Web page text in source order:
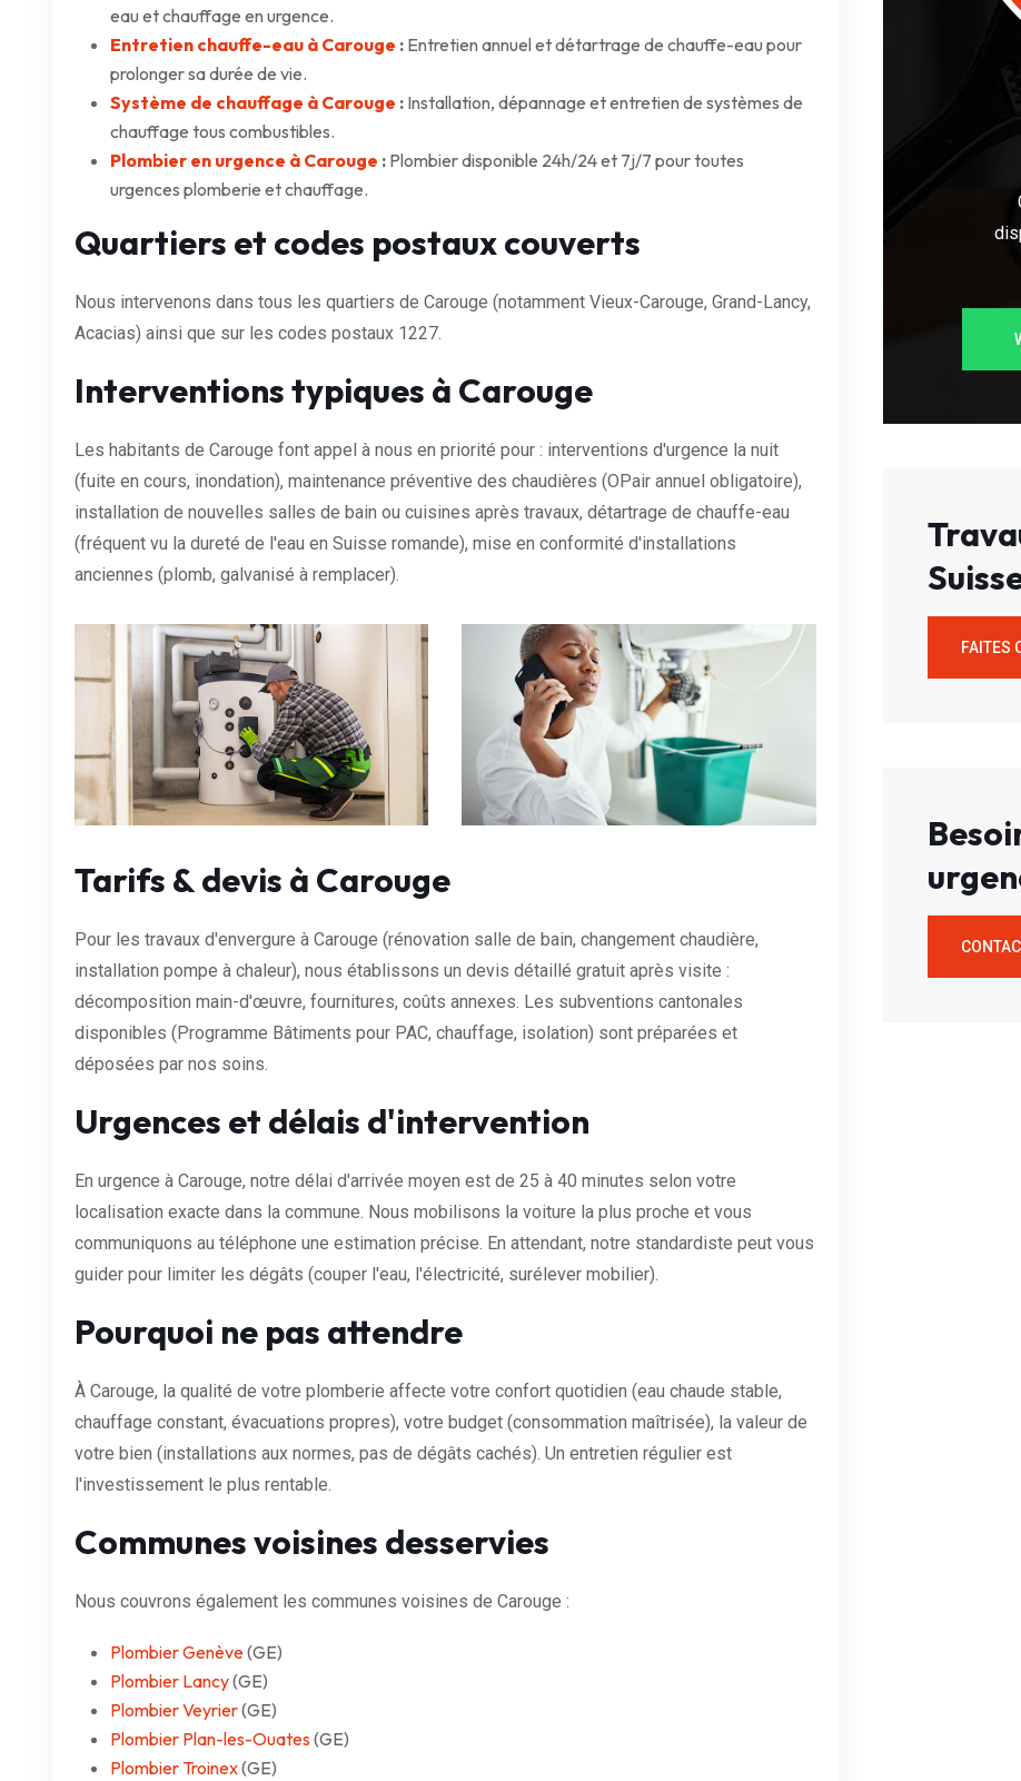
eau et chauffage en urgence.
Entretien chauffe-eau à Carouge : Entretien annuel et détartrage de chauffe-eau pour
prolonger sa durée de vie.
Système de chauffage à Carouge : Installation, dépannage et entretien de systèmes de
chauffage tous combustibles.
Plombier en urgence à Carouge : Plombier disponible 24h/24 et 7j/7 pour toutes
urgences plomberie et chauffage.
Quartiers et codes postaux couverts
Nous intervenons dans tous les quartiers de Carouge (notamment Vieux-Carouge, Grand-Lancy,
Acacias) ainsi que sur les codes postaux 1227.
Interventions typiques à Carouge
Les habitants de Carouge font appel à nous en priorité pour : interventions d'urgence la nuit
(fuite en cours, inondation), maintenance préventive des chaudières (OPair annuel obligatoire),
installation de nouvelles salles de bain ou cuisines après travaux, détartrage de chauffe-eau
(fréquent vu la dureté de l'eau en Suisse romande), mise en conformité d'installations
anciennes (plomb, galvanisé à remplacer).
Tarifs & devis à Carouge
Pour les travaux d'envergure à Carouge (rénovation salle de bain, changement chaudière,
installation pompe à chaleur), nous établissons un devis détaillé gratuit après visite :
décomposition main-d'œuvre, fournitures, coûts annexes. Les subventions cantonales
disponibles (Programme Bâtiments pour PAC, chauffage, isolation) sont préparées et
déposées par nos soins.
Urgences et délais d'intervention
En urgence à Carouge, notre délai d'arrivée moyen est de 25 à 40 minutes selon votre
localisation exacte dans la commune. Nous mobilisons la voiture la plus proche et vous
communiquons au téléphone une estimation précise. En attendant, notre standardiste peut vous
guider pour limiter les dégâts (couper l'eau, l'électricité, surélever mobilier).
Pourquoi ne pas attendre
À Carouge, la qualité de votre plomberie affecte votre confort quotidien (eau chaude stable,
chauffage constant, évacuations propres), votre budget (consommation maîtrisée), la valeur de
votre bien (installations aux normes, pas de dégâts cachés). Un entretien régulier est
l'investissement le plus rentable.
Communes voisines desservies
Nous couvrons également les communes voisines de Carouge :
Plombier Genève(GE)
Plombier Lancy(GE)
Plombier Veyrier(GE)
Plombier Plan-les-Ouates(GE)
Plombier Troinex(GE)
FAITES